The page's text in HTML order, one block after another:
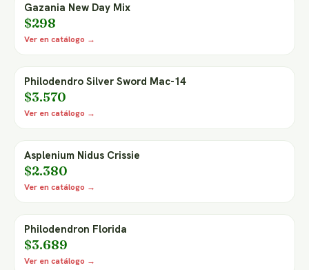
Gazania New Day Mix
$298
Ver en catálogo →
Philodendro Silver Sword Mac-14
$3.570
Ver en catálogo →
Asplenium Nidus Crissie
$2.380
Ver en catálogo →
Philodendron Florida
$3.689
Ver en catálogo →